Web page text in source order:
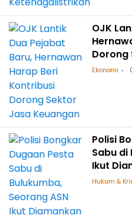
OJK
Dorong
Ekonomi
Polisi
Sabu di
Ikut
Hukum &